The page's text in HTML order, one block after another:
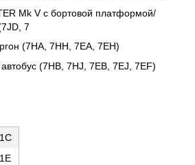
Mk V c бортовой платформой/
7
(7HA, 7HH, 7EA, 7EH)
(7HB, 7HJ, 7EB, 7EJ, 7EF)